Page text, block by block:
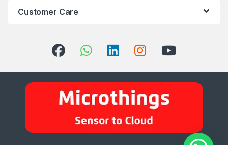
Customer Care